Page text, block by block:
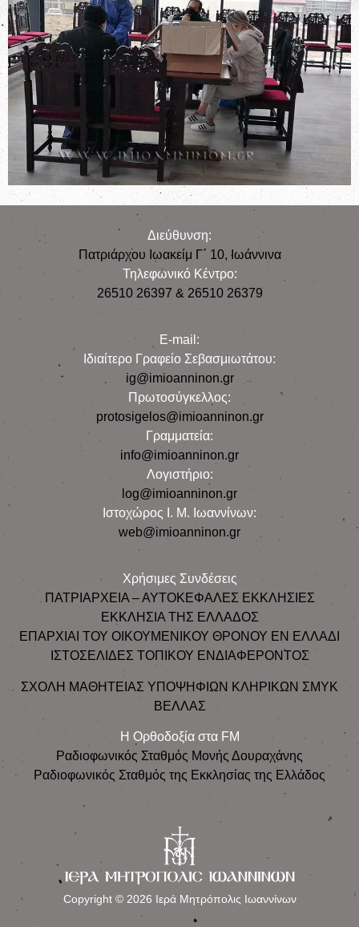
Διεύθυνση:
Πατριάρχου Ιωακείμ Γ΄ 10, Iωάννινα
Τηλεφωνικό Κέντρο:
26510 26397 & 26510 26379
E-mail:
Iδιαίτερο Γραφείο Σεβασμιωτάτου:
ig@imioanninon.gr
Πρωτοσύγκελλος:
protosigelos@imioanninon.gr
Γραμματεία:
info@imioanninon.gr
Λογιστήριο:
log@imioanninon.gr
Ιστοχώρος Ι. Μ. Ιωαννίνων:
web@imioanninon.gr
Χρήσιμες Συνδέσεις
ΠΑΤΡΙΑΡΧΕΙΑ – ΑΥΤΟΚΕΦΑΛΕΣ ΕΚΚΛΗΣΙΕΣ
ΕΚΚΛΗΣΙΑ ΤΗΣ ΕΛΛΑΔΟΣ
ΕΠΑΡΧΙΑΙ ΤΟΥ ΟΙΚΟΥΜΕΝΙΚΟΥ ΘΡΟΝΟΥ ΕΝ ΕΛΛΑΔΙ
ΙΣΤΟΣΕΛΙΔΕΣ ΤΟΠΙΚΟΥ ΕΝΔΙΑΦΕΡΟΝΤΟΣ
ΣΧΟΛΗ ΜΑΘΗΤΕΙΑΣ ΥΠΟΨΗΦΙΩΝ ΚΛΗΡΙΚΩΝ ΣΜΥΚ
ΒΕΛΛΑΣ
Η Ορθοδοξία στα FM
Ραδιοφωνικός Σταθμός Μονής Δουραχάνης
Ραδιοφωνικός Σταθμός της Εκκλησίας της Ελλάδος
Copyright © 2026 Ιερά Μητρόπολις Ιωαννίνων